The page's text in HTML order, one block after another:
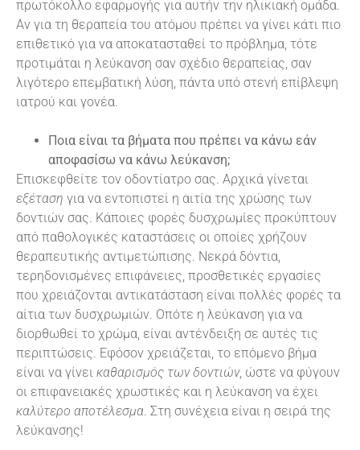
πρωτόκολλο εφαρμογής για αυτήν την ηλικιακή ομάδα.
Αν για τη θεραπεία του ατόμου πρέπει να γίνει κάτι πιο
επιθετικό για να αποκατασταθεί το πρόβλημα, τότε
προτιμάται η λεύκανση σαν σχέδιο θεραπείας, σαν
λιγότερο επεμβατική λύση, πάντα υπό στενή επίβλεψη
ιατρού και γονέα.
Ποια είναι τα βήματα που πρέπει να κάνω εάν
αποφασίσω να κάνω λεύκανση;
Επισκεφθείτε τον οδοντίατρο σας. Αρχικά γίνεται
εξέταση για να εντοπιστεί η αιτία της χρώσης των
δοντιών σας. Κάποιες φορές δυσχρωμίες προκύπτουν
από παθολογικές καταστάσεις οι οποίες χρήζουν
θεραπευτικής αντιμετώπισης. Νεκρά δόντια,
τερηδονισμένες επιφάνειες, προσθετικές εργασίες
που χρειάζονται αντικατάσταση είναι πολλές φορές τα
αίτια των δυσχρωμιών. Οπότε η λεύκανση για να
διορθωθεί το χρώμα, είναι αντένδειξη σε αυτές τις
περιπτώσεις. Εφόσον χρειάζεται, το επόμενο βήμα
είναι να γίνει καθαρισμός των δοντιών, ώστε να φύγουν
οι επιφανειακές χρωστικές και η λεύκανση να έχει
καλύτερο αποτέλεσμα . Στη συνέχεια είναι η σειρά της
λεύκανσης!